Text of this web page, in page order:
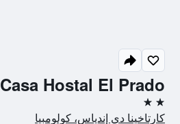
Casa Hostal El Prado
2 نجمتين
كارتاخينا دي إندياس، كولومبيا